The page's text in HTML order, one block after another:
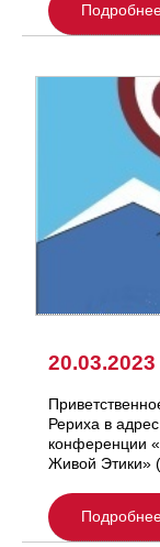
20.03.2023
Рериха в
конференции
Живой Этики»